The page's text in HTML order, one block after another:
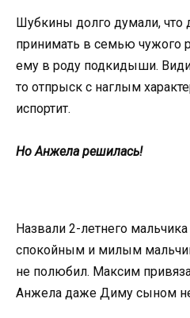
Шубкины долго думали, что
принимать в семью чужого
ему в роду подкидыши.
то отпрыск с наглым
испортит.
Но Анжела решилась!
Назвали 2-летнего
спокойным и милым
не полюбил. Максим
Анжела даже Диму сыном